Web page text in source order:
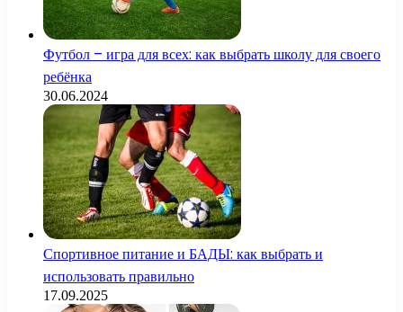
Футбол – игра для всех: как выбрать школу для своего
ребёнка
30.06.2024
Спортивное питание и БАДЫ: как выбрать и
использовать правильно
17.09.2025